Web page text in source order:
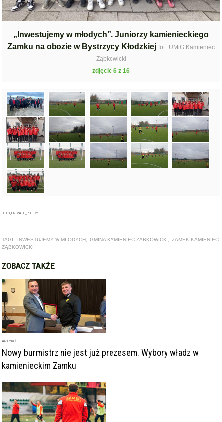
„Inwestujemy w młodych”. Juniorzy kamienieckiego
Zamku na obozie w Bystrzycy Kłodzkiej fot.: UMiG Kamieniec
Ząbkowicki
zdjęcie 6 z 16
FOTO_PRIVATE_POLICY
TAGI: INWESTUJEMY W MŁODYCH, GMINA KAMIENIEC ZĄBKOWICKI, ZAMEK KAMIENIEC
ZĄBKOWICKI
ZOBACZ TAKŻE
ARTYKUŁ
Nowy burmistrz nie jest już prezesem. Wybory władz w
kamienieckim Zamku